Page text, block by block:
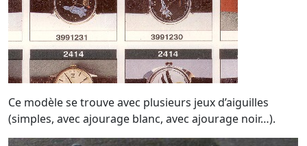
Ce modèle se trouve avec plusieurs jeux d’aiguilles
(simples, avec ajourage blanc, avec ajourage noir…).